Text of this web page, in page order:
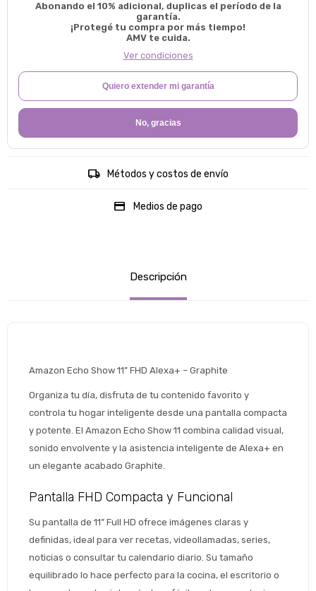
Abonando el 10% adicional, duplicas el período de la
garantía.
¡Protegé tu compra por más tiempo!
AMV te cuida.
Ver condiciones
Quiero extender mi garantía
No, gracias
Métodos y costos de envío
Medios de pago
Descripción
Amazon Echo Show 11” FHD Alexa+ – Graphite
Organiza tu día, disfruta de tu contenido favorito y
controla tu hogar inteligente desde una pantalla compacta
y potente. El Amazon Echo Show 11 combina calidad visual,
sonido envolvente y la asistencia inteligente de Alexa+ en
un elegante acabado Graphite.
Pantalla FHD Compacta y Funcional
Su pantalla de 11” Full HD ofrece imágenes claras y
definidas, ideal para ver recetas, videollamadas, series,
noticias o consultar tu calendario diario. Su tamaño
equilibrado lo hace perfecto para la cocina, el escritorio o